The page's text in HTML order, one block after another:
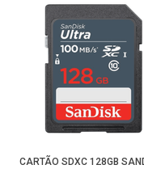
CARTÃO SDXC 128GB